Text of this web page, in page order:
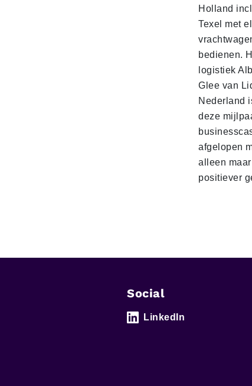
Holland
Texel met
bedienen.
logistiek
Glee van
Nederland
deze
afgelopen
alleen maar
positiever
Social
LinkedIn